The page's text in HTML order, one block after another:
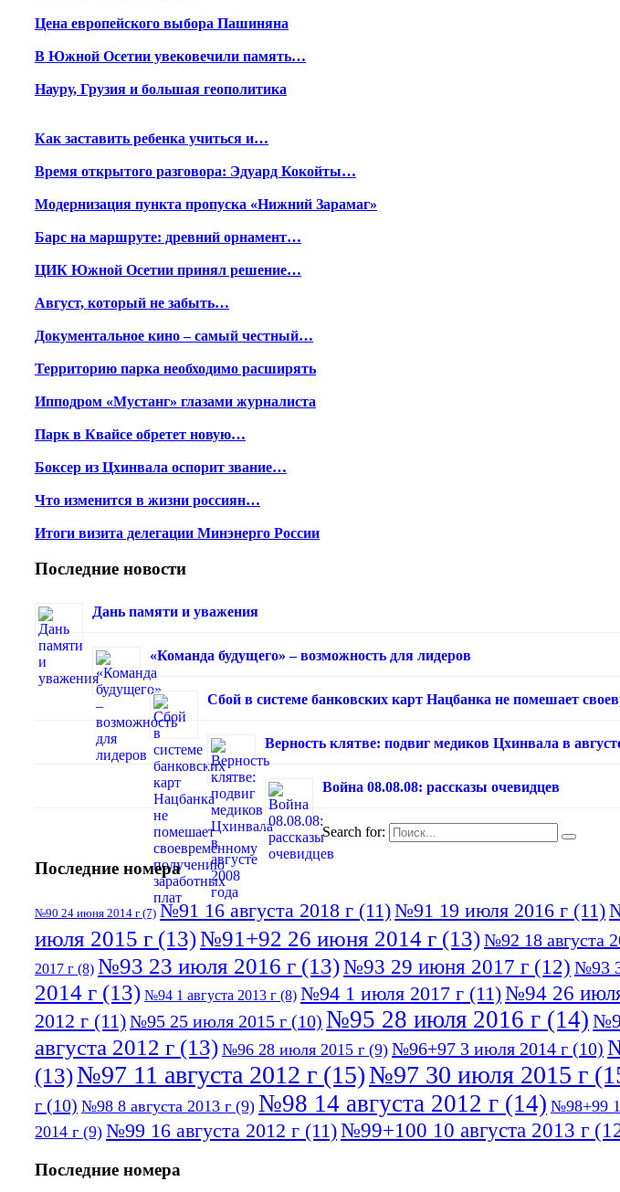
Цена европейского выбора Пашиняна
В Южной Осетии увековечили память…
Науру, Грузия и большая геополитика
Как заставить ребенка учиться и…
Время открытого разговора: Эдуард Кокойты…
Модернизация пункта пропуска «Нижний Зарамаг»
Барс на маршруте: древний орнамент…
ЦИК Южной Осетии принял решение…
Август, который не забыть…
Документальное кино – самый честный…
Территорию парка необходимо расширять
Ипподром «Мустанг» глазами журналиста
Парк в Квайсе обретет новую…
Боксер из Цхинвала оспорит звание…
Что изменится в жизни россиян…
Итоги визита делегации Минэнерго России
Последние новости
Дань памяти и уважения
«Команда будущего» – возможность для лидеров
Сбой в системе банковских карт Нацбанка не помешает
Верность клятве: подвиг медиков Цхинвала в
Война 08.08.08: рассказы очевидцев
Search for:
Последние номера
№90 24 июня 2014 г (7) №91 16 августа 2018 г (11)№91 19 июля 2016 г (11)
июля 2015 г (13)№91+92 26 июня 2014 г (13)№92 18 августа
2017 г (8) №93 23 июля 2016 г (13)№93 29 июня 2017 г (12) №93
2014 г (13) №94 1 августа 2013 г (8) №94 1 июля 2017 г (11)№94 26
2012 г (11)№95 25 июля 2015 г (10) №95 28 июля 2016 г (14)
августа 2012 г (13) №96 28 июля 2015 г (9) №96+97 3 июля 2014 г (10)
(13)№97 11 августа 2012 г (15)№97 30 июля 2015 г
г (10) №98 8 августа 2013 г (9) №98 14 августа 2012 г (14) №98+99
2014 г (9) №99 16 августа 2012 г (11)№99+100 10 августа 2013 г
Последние номера